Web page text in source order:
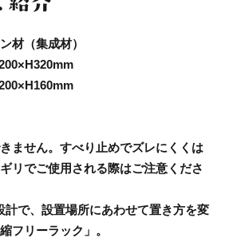
（集成材）
ません。すべり止めでズレにくくは
リでご使用される際はご注意くださ
計で、設置場所にあわせて置き方を変
フリーラック」。